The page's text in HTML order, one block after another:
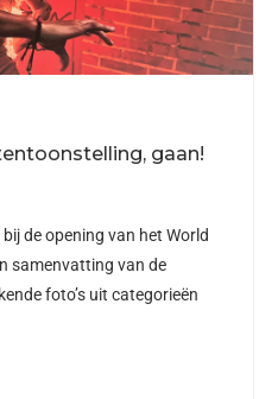
gaan!
de opening van het World
samenvatting van de
foto’s uit categorieën